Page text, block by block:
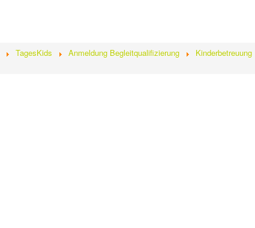
TagesKids Anmeldung Begleitqualifizierung
Kinderbetreuung